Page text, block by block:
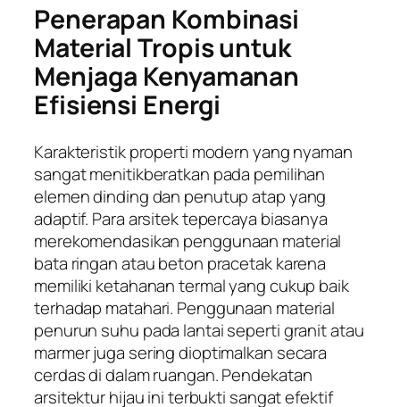
Penerapan Kombinasi
Material Tropis untuk
Menjaga Kenyamanan
Efisiensi Energi
Karakteristik properti modern yang nyaman
sangat menitikberatkan pada pemilihan
elemen dinding dan penutup atap yang
adaptif. Para arsitek tepercaya biasanya
merekomendasikan penggunaan material
bata ringan atau beton pracetak karena
memiliki ketahanan termal yang cukup baik
terhadap matahari. Penggunaan material
penurun suhu pada lantai seperti granit atau
marmer juga sering dioptimalkan secara
cerdas di dalam ruangan. Pendekatan
arsitektur hijau ini terbukti sangat efektif